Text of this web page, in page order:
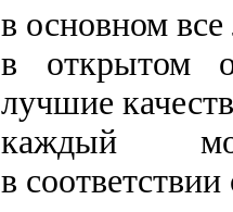
в основном
в открытом
лучшие
каждый
в